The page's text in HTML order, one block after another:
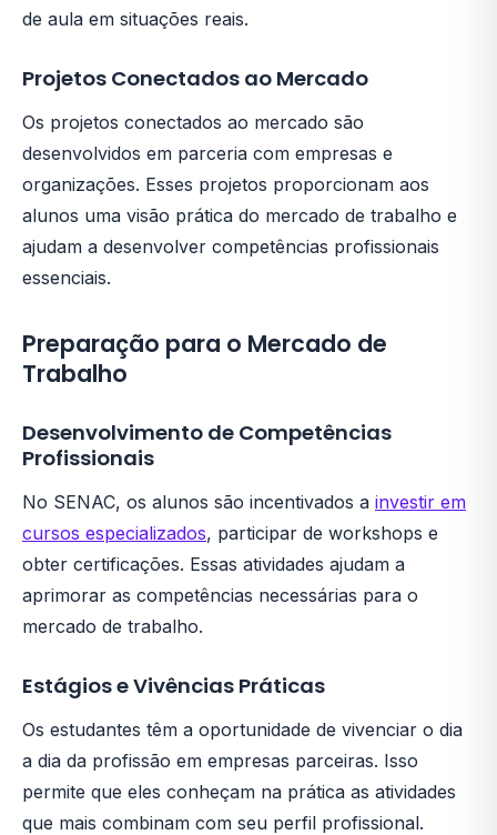
de aula em situações reais.
Projetos Conectados ao Mercado
Os projetos conectados ao mercado são
desenvolvidos em parceria com empresas e
organizações. Esses projetos proporcionam aos
alunos uma visão prática do mercado de trabalho e
ajudam a desenvolver competências profissionais
essenciais.
Preparação para o Mercado de
Trabalho
Desenvolvimento de Competências
Profissionais
No SENAC, os alunos são incentivados a investir em
cursos especializados, participar de workshops e
obter certificações. Essas atividades ajudam a
aprimorar as competências necessárias para o
mercado de trabalho.
Estágios e Vivências Práticas
Os estudantes têm a oportunidade de vivenciar o dia
a dia da profissão em empresas parceiras. Isso
permite que eles conheçam na prática as atividades
que mais combinam com seu perfil profissional.